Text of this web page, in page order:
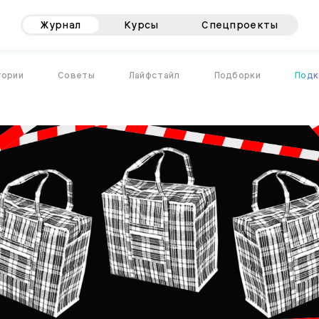
Журнал Курсы Спецпроекты
Советы Лайфстайл Подборки